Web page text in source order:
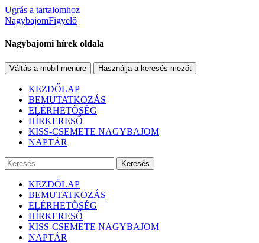
Ugrás a tartalomhoz
NagybajomFigyelő
Nagybajomi hírek oldala
Váltás a mobil menüre Használja a keresés mezőt
KEZDŐLAP
BEMUTATKOZÁS
ELÉRHETŐSÉG
HÍRKERESŐ
KISS-CSEMETE NAGYBAJOM
NAPTÁR
Keresés
KEZDŐLAP
BEMUTATKOZÁS
ELÉRHETŐSÉG
HÍRKERESŐ
KISS-CSEMETE NAGYBAJOM
NAPTÁR